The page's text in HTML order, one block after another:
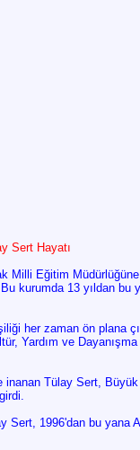
Sert Hayatı
Milli Eğitim
kurumda 13 yıldan
her zaman ön
Yardım ve
inanan Tülay Sert, Büyük
Sert, 1996'dan bu yana